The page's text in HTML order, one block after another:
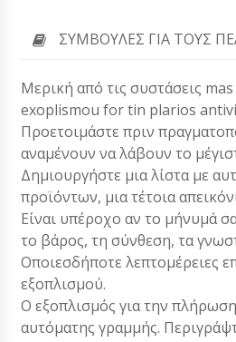
ΣΥΜΒΟΥΛΈΣ ΓΙΑ ΤΟΥΣ
Μερική από τις συστάσεις
exoplismou for tin plarios
Προετοιμάστε πριν
αναμένουν να λάβουν το
Δημιουργήστε μια λίστα με
προϊόντων, μια τέτοια
Είναι υπέροχο αν το μήνυμά
το βάρος, τη σύνθεση, τα
Οποιεσδήποτε λεπτομέρειες
εξοπλισμού.
Ο εξοπλισμός για την
αυτόματης γραμμής.